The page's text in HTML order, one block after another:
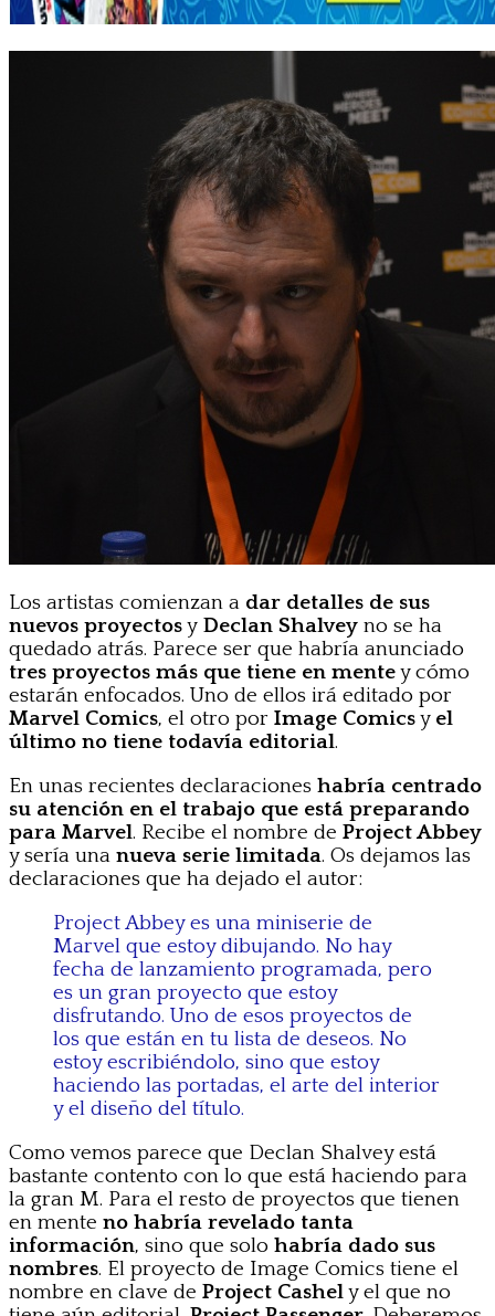
Los artistas comienzan a dar detalles de sus
nuevos proyectosy Declan Shalvey no se ha
quedado atrás. Parece ser que habría anunciado
tres proyectos más que tiene en mentey cómo
estarán enfocados. Uno de ellos irá editado por
Marvel Comics, el otro por Image Comicsy el
último no tiene todavía editorial.
En unas recientes declaraciones habría centrado
su atención en el trabajo que está preparando
para Marvel. Recibe el nombre de Project Abbey
y sería una nueva serie limitada. Os dejamos las
declaraciones que ha dejado el autor:
Project Abbey es una miniserie de
Marvel que estoy dibujando. No hay
fecha de lanzamiento programada, pero
es un gran proyecto que estoy
disfrutando. Uno de esos proyectos de
los que están en tu lista de deseos. No
estoy escribiéndolo, sino que estoy
haciendo las portadas, el arte del interior
y el diseño del título.
Como vemos parece que Declan Shalvey está
bastante contento con lo que está haciendo para
la gran M. Para el resto de proyectos que tienen
en mente no habría revelado tanta
información, sino que solo habría dado sus
nombres. El proyecto de Image Comics tiene el
nombre en clave de Project Cashely el que no